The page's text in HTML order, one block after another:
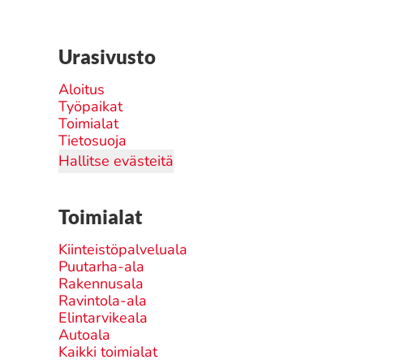
Urasivusto
Aloitus
Työpaikat
Toimialat
Tietosuoja
Hallitse evästeitä
Toimialat
Kiinteistöpalveluala
Puutarha-ala
Rakennusala
Ravintola-ala
Elintarvikeala
Autoala
Kaikki toimialat